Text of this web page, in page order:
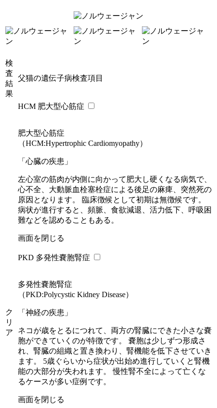
検
査
結
果
父猫の遺伝子病検査項目
ク
リ
ア
HCM 肥大型心筋症
肥大型心筋症
（HCM:Hypertrophic Cardiomyopathy）
「心臓の疾患」
左心室の筋肉が内側に向かって肥大し硬くなる病気で、
心不全、大動脈血栓塞栓症による後足の麻痺、突然死の
原因となります。 臨床徴候として初期は無徴候です。
病状が進行すると、頻脈、食欲減退、活力低下、呼吸困
難などを認めることもある。
画面を閉じる
PKD 多発性嚢胞腎症
多発性嚢胞腎症
（PKD:Polycystic Kidney Disease）
「神経の疾患」
ネコが歳をとるにつれて、両方の腎臓にできた小さな嚢
胞ができていくのが特徴です。 嚢胞は少しずつ形成さ
れ、腎臓の組織と置き換わり、腎機能を低下させていき
ます。 5歳ぐらいから症状が出始め進行していくと腎機
能の大部分が失われます。 慢性腎不全によって亡くな
るケースが多い症例です。
画面を閉じる